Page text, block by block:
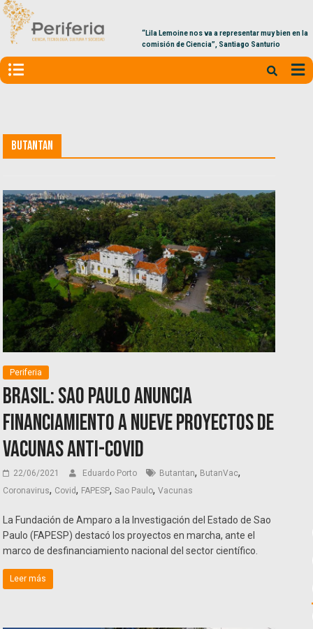
“Lila Lemoine nos va a representar muy bien en la
comisión de Ciencia”, Santiago Santurio
Butantan
Periferia
Brasil: Sao Paulo anuncia
financiamiento a nueve proyectos de
vacunas anti-Covid
22/06/2021 Eduardo Porto Butantan, ButanVac,
Coronavirus, Covid, FAPESP,Sao Paulo,Vacunas
La Fundación de Amparo a la Investigación del Estado de Sao
Paulo (FAPESP) destacó los proyectos en marcha, ante el
marco de desfinanciamiento nacional del sector científico.
Leer más